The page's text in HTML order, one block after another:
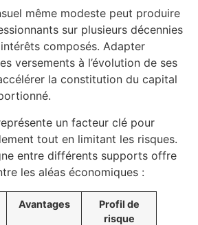
même modeste peut produire
sur plusieurs décennies
composés. Adapter
versements à l’évolution de ses
la constitution du capital
un facteur clé pour
tout en limitant les risques.
entre différents supports offre
les aléas économiques :
Avantages
Profil de
risque